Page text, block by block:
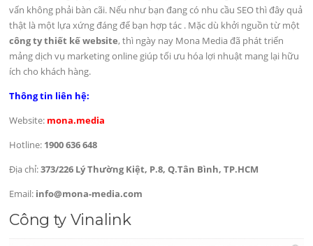
vấn không phải bàn cãi. Nếu như bạn đang có nhu cầu SEO thì đây quả
thật là một lựa xứng đáng để bạn hợp tác . Mặc dù khởi nguồn từ một
công ty thiết kế website, thì ngày nay Mona Media đã phát triển
mảng dịch vụ marketing online giúp tối ưu hóa lợi nhuật mang lại hữu
ích cho khách hàng.
Thông tin liên hệ:
Website: mona.media
Hotline: 1900 636 648
Địa chỉ:373/226 Lý Thường Kiệt, P.8, Q.Tân Bình, TP.HCM
Email: info@mona-media.com
Công ty Vinalink